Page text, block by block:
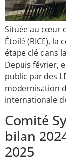
Située au cœur
Étoilé (RICE), la
étape clé dans
Depuis février,
public par des
modernisation
internationale
Comité
bilan
2025